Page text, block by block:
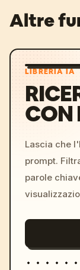
Altre
LIBRERIA IA
CON
Lascia che
prompt.
parole